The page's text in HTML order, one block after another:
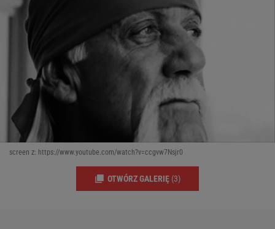
screen z: https://www.youtube.com/watch?v=ccgvw7Nsjr0
OTWÓRZ GALERIĘ (3)